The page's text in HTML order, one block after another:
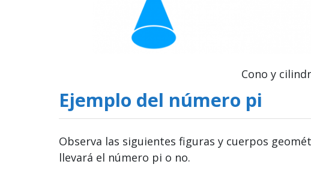
Cono y
Ejemplo del número pi
Observa las siguientes figuras y cuerpos
llevará el número pi o no.